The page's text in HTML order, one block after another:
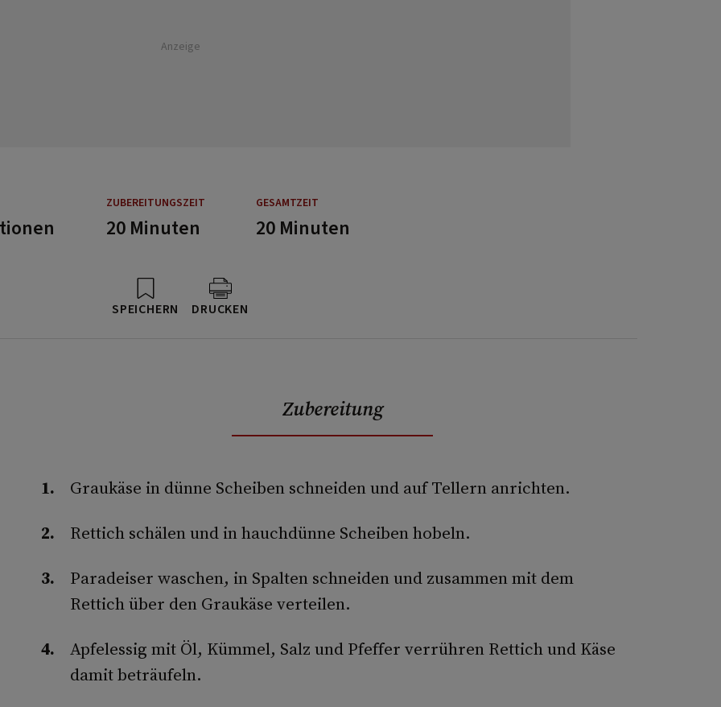
Anzeige
ZUBEREITUNGSZEIT GESAMTZEIT
20 Minuten 20 Minuten
SPEICHERN DRUCKEN
Zubereitung
Graukäse in dünne Scheiben schneiden und auf Tellern anrichten.
Rettich schälen und in hauchdünne Scheiben hobeln.
Paradeiser waschen, in Spalten schneiden und zusammen mit dem
Rettich über den Graukäse verteilen.
Apfelessig mit Öl, Kümmel, Salz und Pfeffer verrühren Rettich und Käse
damit beträufeln.